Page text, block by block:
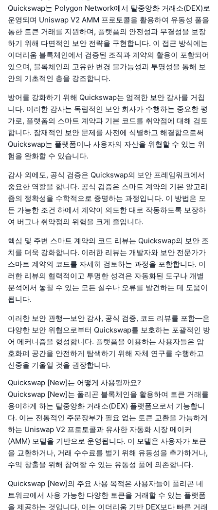
Quickswap는 Polygon Network에서 탈중앙화 거래소(DEX)로
운영되며 Uniswap V2 AMM 프로토콜을 활용하여 유동성 풀을
통한 토큰 거래를 지원하며, 플랫폼의 안전성과 무결성을 보장
하기 위해 다면적인 보안 전략을 구현합니다. 이 접근 방식에는
이더리움 블록체인에서 검증된 조직과 계약의 활용이 포함되어
있으며, 블록체인의 고유한 변경 불가능성과 투명성을 통해 보
안의 기초적인 층을 강조합니다.
방어를 강화하기 위해 Quickswap는 엄격한 보안 감사를 거칩
니다. 이러한 감사는 독립적인 보안 회사가 수행하는 중요한 평
가로, 플랫폼의 스마트 계약과 기본 코드를 취약점에 대해 검토
합니다. 잠재적인 보안 문제를 사전에 식별하고 해결함으로써
Quickswap는 플랫폼이나 사용자의 자산을 위협할 수 있는 위
험을 완화할 수 있습니다.
감사 외에도, 공식 검증은 Quickswap의 보안 프레임워크에서
중요한 역할을 합니다. 공식 검증은 스마트 계약의 기본 알고리
즘의 정확성을 수학적으로 증명하는 과정입니다. 이 방법은 모
든 가능한 조건 하에서 계약이 의도한 대로 작동하도록 보장하
여 버그나 취약점의 위험을 크게 줄입니다.
핵심 및 주변 스마트 계약의 코드 리뷰는 Quickswap의 보안 조
치를 더욱 강화합니다. 이러한 리뷰는 개발자와 보안 전문가가
스마트 계약의 코드를 자세히 검토하는 과정을 포함합니다. 이
러한 리뷰의 협력적이고 투명한 성격은 자동화된 도구나 개별
분석에서 놓칠 수 있는 모든 실수나 오류를 발견하는 데 도움이
됩니다.
이러한 보안 관행—보안 감사, 공식 검증, 코드 리뷰를 포함—은
다양한 보안 위협으로부터 Quickswap를 보호하는 포괄적인 방
어 메커니즘을 형성합니다. 플랫폼을 이용하는 사용자들은 암
호화폐 공간을 안전하게 탐색하기 위해 자체 연구를 수행하고
신중을 기울일 것을 권장합니다.
Quickswap [New]는 어떻게 사용될까요?
Quickswap [New]는 폴리곤 블록체인을 활용하여 토큰 거래를
용이하게 하는 탈중앙화 거래소(DEX) 플랫폼으로서 기능합니
다. 이는 전통적인 주문장부가 필요 없는 토큰 교환을 가능하게
하는 Uniswap V2 프로토콜과 유사한 자동화 시장 메이커
(AMM) 모델을 기반으로 운영됩니다. 이 모델은 사용자가 토큰
을 교환하거나, 거래 수수료를 벌기 위해 유동성을 추가하거나,
수익 창출을 위해 참여할 수 있는 유동성 풀에 의존합니다.
Quickswap [New]의 주요 사용 목적은 사용자들이 폴리곤 네
트워크에서 사용 가능한 다양한 토큰을 거래할 수 있는 플랫폼
을 제공하는 것입니다. 이는 이더리움 기반 DEX보다 빠른 거래